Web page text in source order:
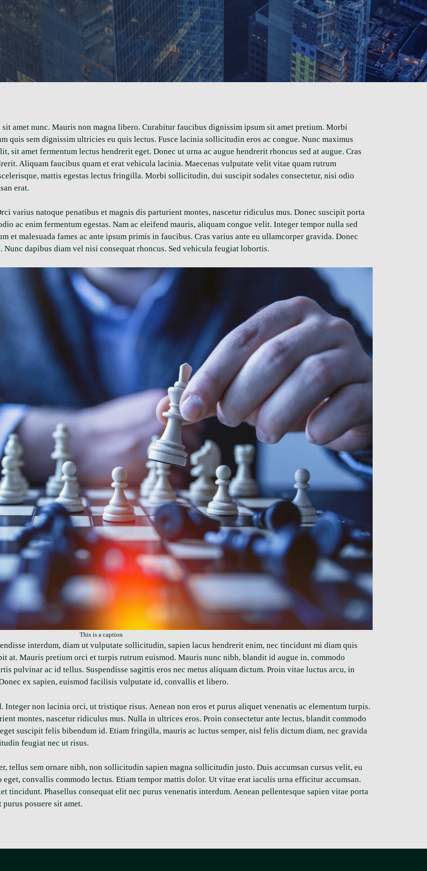
amet nunc. Mauris non magna libero. Curabitur faucibus dignissim ipsum sit amet pretium. Morbi
quis sem dignissim ultricies eu quis lectus. Fusce lacinia sollicitudin eros ac congue. Nunc maximus
sit amet fermentum lectus hendrerit eget. Donec ut urna ac augue hendrerit rhoncus sed at augue. Cras
Aliquam faucibus quam et erat vehicula lacinia. Maecenas vulputate velit vitae quam rutrum
mattis egestas lectus fringilla. Morbi sollicitudin, dui suscipit sodales consectetur, nisi odio
erat.
varius natoque penatibus et magnis dis parturient montes, nascetur ridiculus mus. Donec suscipit porta
ac enim fermentum egestas. Nam ac eleifend mauris, aliquam congue velit. Integer tempor nulla sed
et malesuada fames ac ante ipsum primis in faucibus. Cras varius ante eu ullamcorper gravida. Donec
Nunc dapibus diam vel nisi consequat rhoncus. Sed vehicula feugiat lobortis.
This is a caption
interdum, diam ut vulputate sollicitudin, sapien lacus hendrerit enim, nec tincidunt mi diam quis
at. Mauris pretium orci et turpis rutrum euismod. Mauris nunc nibh, blandit id augue in, commodo
pulvinar ac id tellus. Suspendisse sagittis eros nec metus aliquam dictum. Proin vitae luctus arcu, in
ex sapien, euismod facilisis vulputate id, convallis et libero.
non lacinia orci, ut tristique risus. Aenean non eros et purus aliquet venenatis ac elementum turpis.
montes, nascetur ridiculus mus. Nulla in ultrices eros. Proin consectetur ante lectus, blandit commodo
suscipit felis bibendum id. Etiam fringilla, mauris ac luctus semper, nisl felis dictum diam, nec gravida
feugiat nec ut risus.
tellus sem ornare nibh, non sollicitudin sapien magna sollicitudin justo. Duis accumsan cursus velit, eu
convallis commodo lectus. Etiam tempor mattis dolor. Ut vitae erat iaculis urna efficitur accumsan.
tincidunt. Phasellus consequat elit nec purus venenatis interdum. Aenean pellentesque sapien vitae porta
posuere sit amet.